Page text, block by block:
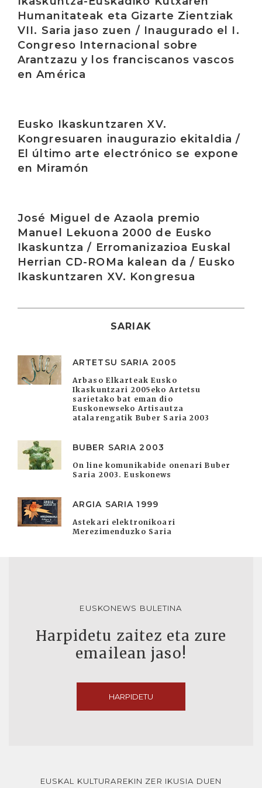
Humanitateak eta Gizarte Zientziak
VII. Saria jaso zuen / Inaugurado el I.
Congreso Internacional sobre
Arantzazu y los franciscanos vascos
en América
Eusko Ikaskuntzaren XV.
Kongresuaren inaugurazio ekitaldia /
El último arte electrónico se expone
en Miramón
José Miguel de Azaola premio
Manuel Lekuona 2000 de Eusko
Ikaskuntza / Erromanizazioa Euskal
Herrian CD-ROMa kalean da / Eusko
Ikaskuntzaren XV. Kongresua
SARIAK
ARTETSU SARIA 2005
Arbaso Elkarteak Eusko
Ikaskuntzari 2005eko Artetsu
sarietako bat eman dio
Euskonewseko Artisautza
atalarengatik Buber Saria 2003
BUBER SARIA 2003
On line komunikabide onenari Buber
Saria 2003. Euskonews
ARGIA SARIA 1999
Astekari elektronikoari
Merezimenduzko Saria
EUSKONEWS BULETINA
Harpidetu zaitez eta zure
emailean jaso!
HARPIDETU
EUSKAL KULTURAREKIN ZER IKUSIA DUEN